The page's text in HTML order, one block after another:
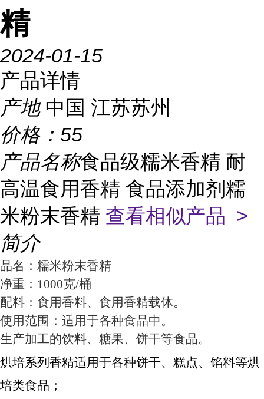
精
2024-01-15
产品详情
产地 中国 江苏苏州
价格： 55
产品名称食品级糯米香精 耐
高温食用香精 食品添加剂糯
米粉末香精 查看相似产品 >
简介
品名：糯米粉末香精
净重：1000克/桶
配料：食用香料、食用香精载体。
使用范围：适用于各种食品中。
生产加工的饮料、糖果、饼干等食品。
烘培系列香精适用于各种饼干、糕点、馅料等烘
培类食品；